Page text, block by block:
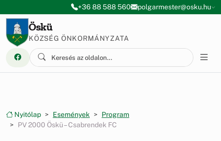
Ugrás a menüre
Ugrás a tartalomra+36 88 588 560 polgarmester@osku.hu
Öskü
KÖZSÉG ÖNKORMÁNYZATA
Nyitólap Események
Program
PV 2000 Öskü – Csabrendek FC